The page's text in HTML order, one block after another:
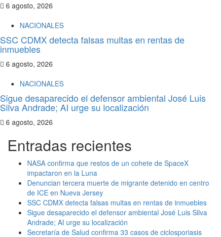
6 agosto, 2026
NACIONALES
SSC CDMX detecta falsas multas en rentas de
inmuebles
6 agosto, 2026
NACIONALES
Sigue desaparecido el defensor ambiental José Luis
Silva Andrade; AI urge su localización
6 agosto, 2026
Entradas recientes
NASA confirma que restos de un cohete de SpaceX
impactaron en la Luna
Denuncian tercera muerte de migrante detenido en centro
de ICE en Nueva Jersey
SSC CDMX detecta falsas multas en rentas de inmuebles
Sigue desaparecido el defensor ambiental José Luis Silva
Andrade; AI urge su localización
Secretaría de Salud confirma 33 casos de ciclosporiasis